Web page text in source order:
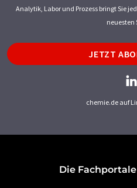
Analytik, Labor und Prozess bringt Sie
neuesten
JETZT
chemie.de auf
Die